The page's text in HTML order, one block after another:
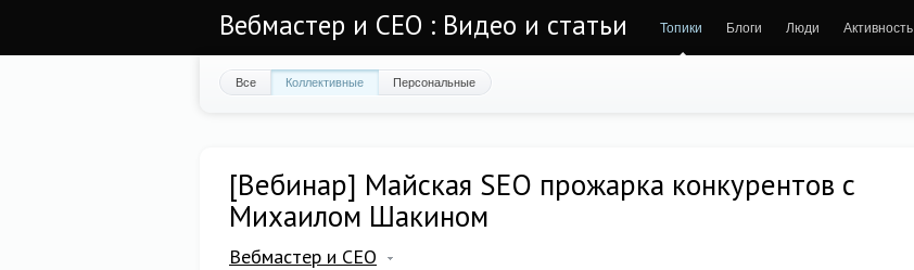
Вебмастер и СЕО : Видео и статьи Топики Блоги Люди Активность
Все Коллективные Персональные
[Вебинар] Майская SEO прожарка конкурентов с
Михаилом Шакином
Вебмастер и СЕО